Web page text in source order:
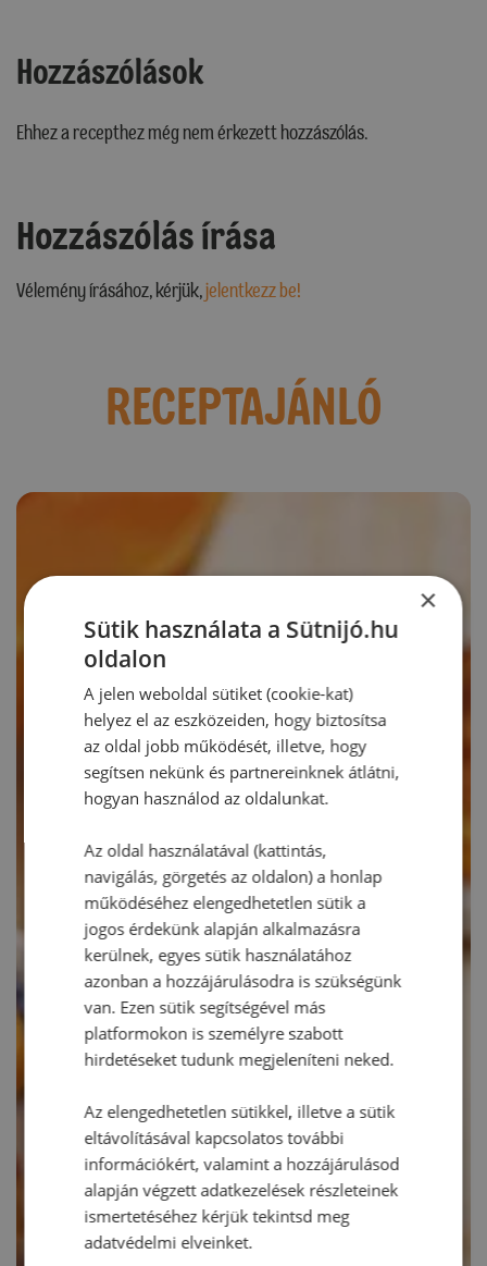
Hozzászólások
Ehhez a recepthez még nem érkezett hozzászólás.
Hozzászólás írása
Vélemény írásához, kérjük,jelentkezz be!
RECEPTAJÁNLÓ
×
Sütik használata a Sütnijó.hu
oldalon
A jelen weboldal sütiket (cookie-kat)
helyez el az eszközeiden, hogy biztosítsa
az oldal jobb működését, illetve, hogy
segítsen nekünk és partnereinknek átlátni,
hogyan használod az oldalunkat.
Az oldal használatával (kattintás,
navigálás, görgetés az oldalon) a honlap
működéséhez elengedhetetlen sütik a
jogos érdekünk alapján alkalmazásra
kerülnek, egyes sütik használatához
azonban a hozzájárulásodra is szükségünk
van. Ezen sütik segítségével más
platformokon is személyre szabott
hirdetéseket tudunk megjeleníteni neked.
Az elengedhetetlen sütikkel, illetve a sütik
eltávolításával kapcsolatos további
információkért, valamint a hozzájárulásod
alapján végzett adatkezelések részleteinek
ismertetéséhez kérjük tekintsd meg
adatvédelmi elveinket.